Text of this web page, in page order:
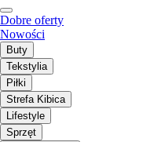
Dobre oferty
Nowości
Buty
Tekstylia
Piłki
Strefa Kibica
Lifestyle
Sprzęt